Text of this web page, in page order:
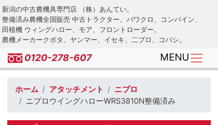
Skip
to
main
content
新潟の中古農機具専門店 （株）あんてい。
整備済み農機全国販売 中古トラクター、パワクロ、コンバイン、
田植機 ウィングハロー、モア、フロントローダー。
農機メーカークボタ、ヤンマー、イセキ、二プロ、コバシ。
0120-278-607 MENU
ホーム アタッチメント
ニプロ
ニプロウイングハローWRS3810N整備済み